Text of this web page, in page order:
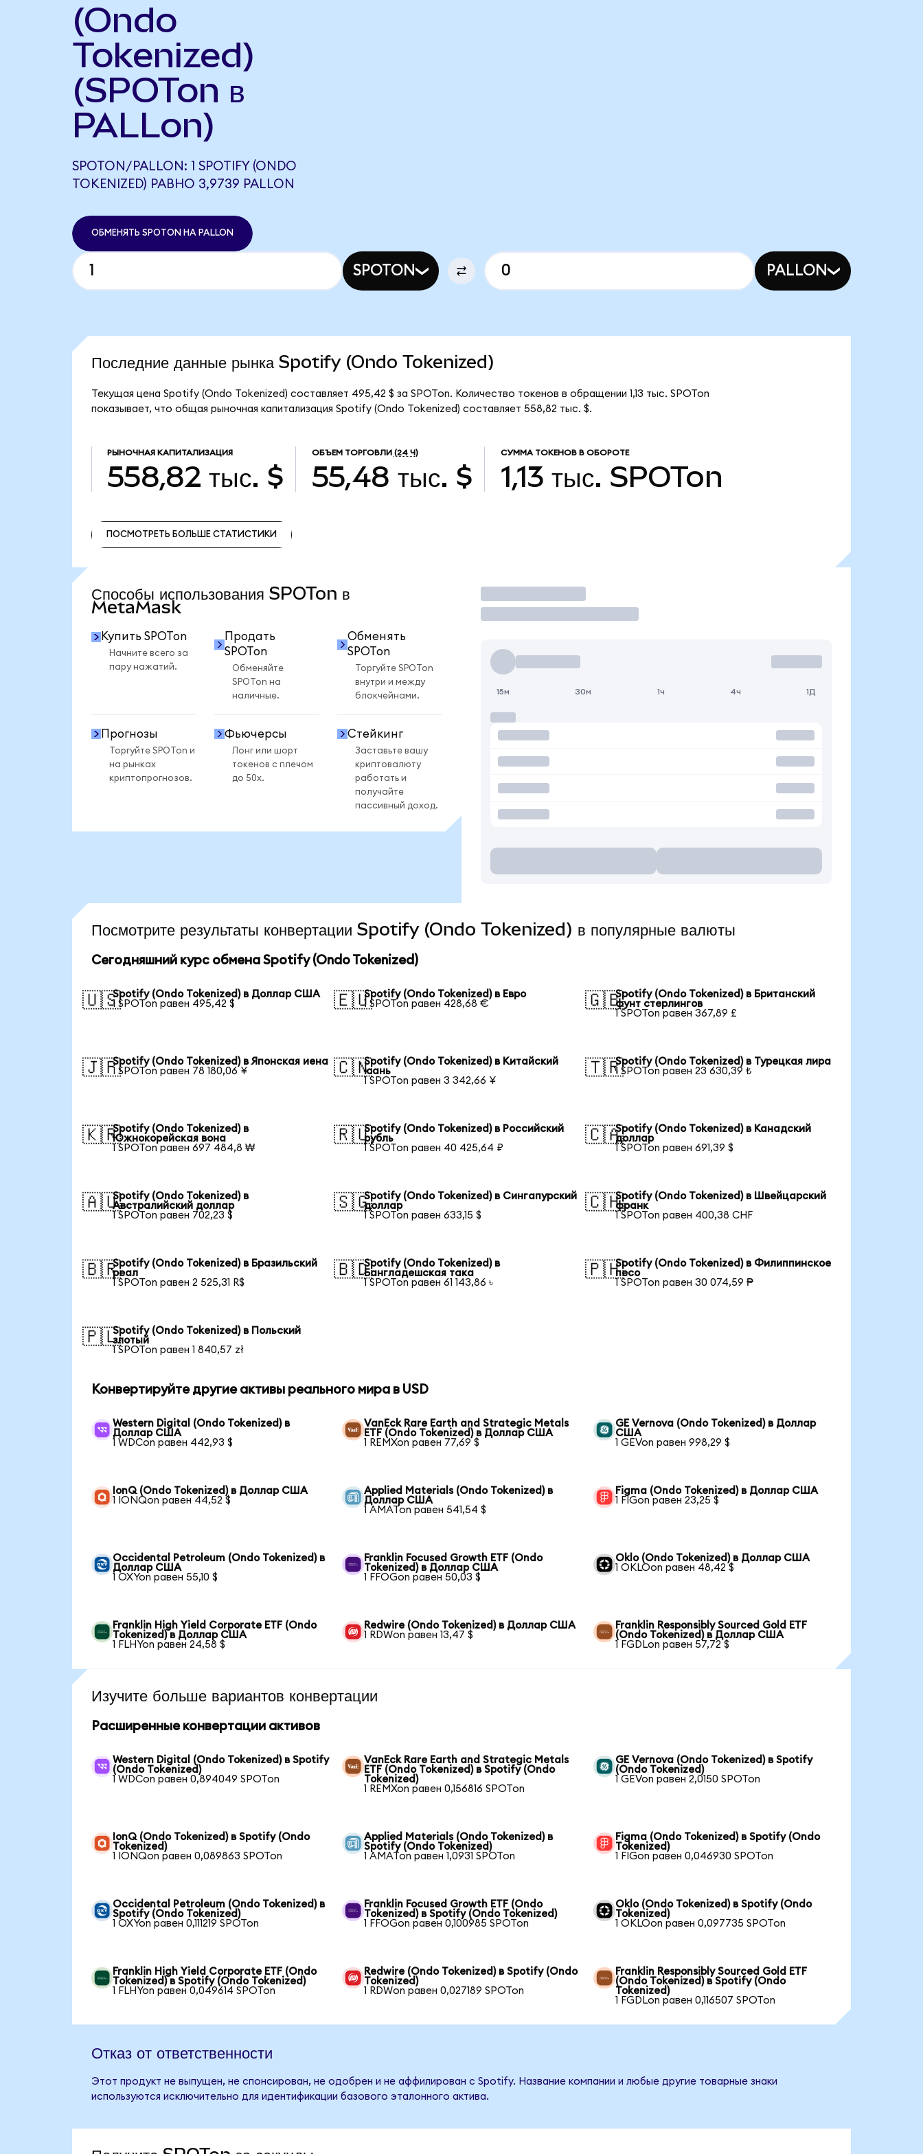
(Ondo
Tokenized)
(SPOTon в
PALLon)
SPOTON/PALLON: 1 SPOTIFY (ONDO
TOKENIZED) РАВНО 3,9739 PALLON
ОБМЕНЯТЬ SPOTON НА PALLON
SPOTON PALLON
Последние данные рынка Spotify (Ondo Tokenized)
Текущая цена Spotify (Ondo Tokenized) составляет 495,42 $ за SPOTon. Количество токенов в обращении 1,13 тыс. SPOTon
показывает, что общая рыночная капитализация Spotify (Ondo Tokenized) составляет 558,82 тыс. $.
РЫНОЧНАЯ КАПИТАЛИЗАЦИЯ
558,82 тыс. $
ОБЪЕМ ТОРГОВЛИ (24 Ч)
55,48 тыс. $
СУММА ТОКЕНОВ В ОБОРОТЕ
1,13 тыс. SPOTon
ПОСМОТРЕТЬ БОЛЬШЕ СТАТИСТИКИ
Способы использования SPOTon в
MetaMask
Купить SPOTon
Начните всего за
пару нажатий.
Продать
SPOTon
Обменяйте
SPOTon на
наличные.
Обменять
SPOTon
Торгуйте SPOTon
внутри и между
блокчейнами.
Прогнозы
Торгуйте SPOTon и
на рынках
криптопрогнозов.
Фьючерсы
Лонг или шорт
токенов с плечом
до 50x.
Стейкинг
Заставьте вашу
криптовалюту
работать и
получайте
пассивный доход.
Торговать
15м 30м 1ч 4ч 1Д
Посмотрите результаты конвертации Spotify (Ondo Tokenized) в популярные валюты
Сегодняшний курс обмена Spotify (Ondo Tokenized)
🇺🇸Spotify (Ondo Tokenized) в Доллар США
1 SPOTon равен 495,42 $
🇪🇺Spotify (Ondo Tokenized) в Евро
1 SPOTon равен 428,68 €
🇬🇧Spotify (Ondo Tokenized) в Британский
фунт стерлингов
1 SPOTon равен 367,89 £
🇯🇵Spotify (Ondo Tokenized) в Японская иена
1 SPOTon равен 78 180,06 ¥
🇨🇳Spotify (Ondo Tokenized) в Китайский
юань
1 SPOTon равен 3 342,66 ¥
🇹🇷Spotify (Ondo Tokenized) в Турецкая лира
1 SPOTon равен 23 630,39 ₺
🇰🇷Spotify (Ondo Tokenized) в
Южнокорейская вона
1 SPOTon равен 697 484,8 ₩
🇷🇺Spotify (Ondo Tokenized) в Российский
рубль
1 SPOTon равен 40 425,64 ₽
🇨🇦Spotify (Ondo Tokenized) в Канадский
доллар
1 SPOTon равен 691,39 $
🇦🇺Spotify (Ondo Tokenized) в
Австралийский доллар
1 SPOTon равен 702,23 $
🇸🇬Spotify (Ondo Tokenized) в Сингапурский
доллар
1 SPOTon равен 633,15 $
🇨🇭Spotify (Ondo Tokenized) в Швейцарский
франк
1 SPOTon равен 400,38 CHF
🇧🇷Spotify (Ondo Tokenized) в Бразильский
реал
1 SPOTon равен 2 525,31 R$
🇧🇩Spotify (Ondo Tokenized) в
Бангладешская така
1 SPOTon равен 61 143,86 ৳
🇵🇭Spotify (Ondo Tokenized) в Филиппинское
песо
1 SPOTon равен 30 074,59 ₱
🇵🇱Spotify (Ondo Tokenized) в Польский
злотый
1 SPOTon равен 1 840,57 zł
Конвертируйте другие активы реального мира в USD
Western Digital (Ondo Tokenized) в
Доллар США
1 WDCon равен 442,93 $
VanEck Rare Earth and Strategic Metals
ETF (Ondo Tokenized) в Доллар США
1 REMXon равен 77,69 $
GE Vernova (Ondo Tokenized) в Доллар
США
1 GEVon равен 998,29 $
IonQ (Ondo Tokenized) в Доллар США
1 IONQon равен 44,52 $
Applied Materials (Ondo Tokenized) в
Доллар США
1 AMATon равен 541,54 $
Figma (Ondo Tokenized) в Доллар США
1 FIGon равен 23,25 $
Occidental Petroleum (Ondo Tokenized) в
Доллар США
1 OXYon равен 55,10 $
Franklin Focused Growth ETF (Ondo
Tokenized) в Доллар США
1 FFOGon равен 50,03 $
Oklo (Ondo Tokenized) в Доллар США
1 OKLOon равен 48,42 $
Franklin High Yield Corporate ETF (Ondo
Tokenized) в Доллар США
1 FLHYon равен 24,58 $
Redwire (Ondo Tokenized) в Доллар США
1 RDWon равен 13,47 $
Franklin Responsibly Sourced Gold ETF
(Ondo Tokenized) в Доллар США
1 FGDLon равен 57,72 $
Изучите больше вариантов конвертации
Расширенные конвертации активов
Western Digital (Ondo Tokenized) в Spotify
(Ondo Tokenized)
1 WDCon равен 0,894049 SPOTon
VanEck Rare Earth and Strategic Metals
ETF (Ondo Tokenized) в Spotify (Ondo
Tokenized)
1 REMXon равен 0,156816 SPOTon
GE Vernova (Ondo Tokenized) в Spotify
(Ondo Tokenized)
1 GEVon равен 2,0150 SPOTon
IonQ (Ondo Tokenized) в Spotify (Ondo
Tokenized)
1 IONQon равен 0,089863 SPOTon
Applied Materials (Ondo Tokenized) в
Spotify (Ondo Tokenized)
1 AMATon равен 1,0931 SPOTon
Figma (Ondo Tokenized) в Spotify (Ondo
Tokenized)
1 FIGon равен 0,046930 SPOTon
Occidental Petroleum (Ondo Tokenized) в
Spotify (Ondo Tokenized)
1 OXYon равен 0,111219 SPOTon
Franklin Focused Growth ETF (Ondo
Tokenized) в Spotify (Ondo Tokenized)
1 FFOGon равен 0,100985 SPOTon
Oklo (Ondo Tokenized) в Spotify (Ondo
Tokenized)
1 OKLOon равен 0,097735 SPOTon
Franklin High Yield Corporate ETF (Ondo
Tokenized) в Spotify (Ondo Tokenized)
1 FLHYon равен 0,049614 SPOTon
Redwire (Ondo Tokenized) в Spotify (Ondo
Tokenized)
1 RDWon равен 0,027189 SPOTon
Franklin Responsibly Sourced Gold ETF
(Ondo Tokenized) в Spotify (Ondo
Tokenized)
1 FGDLon равен 0,116507 SPOTon
Отказ от ответственности
Этот продукт не выпущен, не спонсирован, не одобрен и не аффилирован с Spotify. Название компании и любые другие товарные знаки
используются исключительно для идентификации базового эталонного актива.